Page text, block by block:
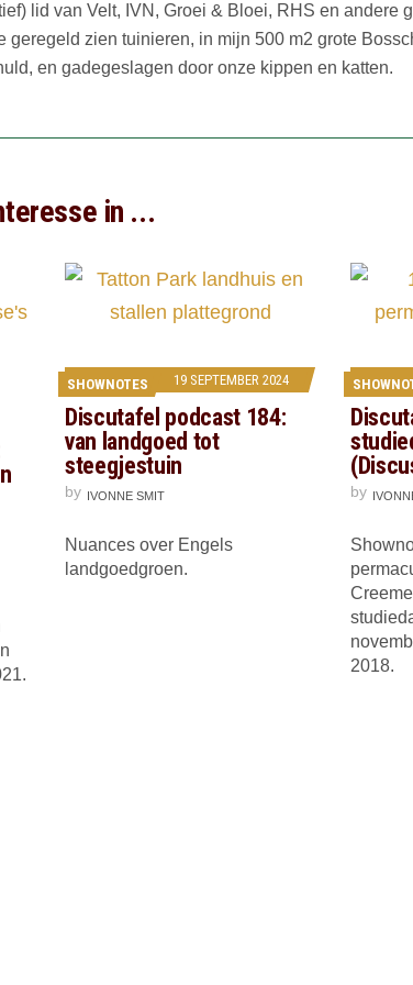
lid van Velt, IVN, Groei & Bloei, RHS en andere
geregeld zien tuinieren, in mijn 500 m2 grote
en gadegeslagen door onze kippen en katten.
in ...
SHOWNOTES 19 SEPTEMBER 2024
Discutafel podcast 184:
van landgoed tot
steegjestuin
by IVONNE SMIT
Nuances over Engels
landgoedgroen.
by
2018.